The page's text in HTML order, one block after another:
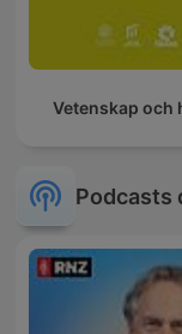
Vetenskap och
Podcasts